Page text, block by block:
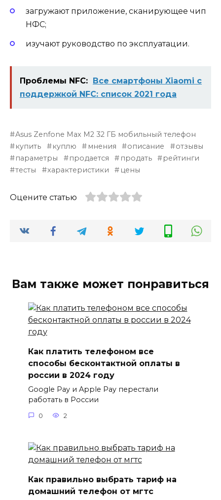
загружают приложение, сканирующее чип
НФС;
изучают руководство по эксплуатации.
Проблемы NFC: Все смартфоны Xiaomi с
поддержкой NFC: список 2021 года
Asus Zenfone Max M2 32 ГБ мобильный телефон
купить
куплю мнения описание
отзывы
параметры
продается продать
рейтинги
тесты
характеристики цены
Оцените статью
Вам также может понравиться
Как платить телефоном все
способы бесконтактной оплаты в
россии в 2024 году
Google Pay и Apple Pay перестали
работать в России
0 2
Как правильно выбрать тариф на
домашний телефон от мгтс